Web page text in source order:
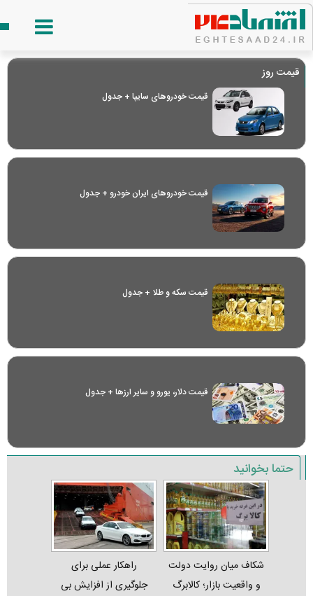
قیمت روز
قیمت خودرو‌های سایپا + جدول
قیمت خودرو‌های ایران خودرو + جدول
قیمت سکه و طلا + جدول
قیمت دلار، یورو و سایر ارز‌ها + جدول
حتما بخوانید
شکاف میان روایت دولت
و واقعیت بازار؛ کالابرگ
راهکار عملی برای
جلوگیری از افزایش بی